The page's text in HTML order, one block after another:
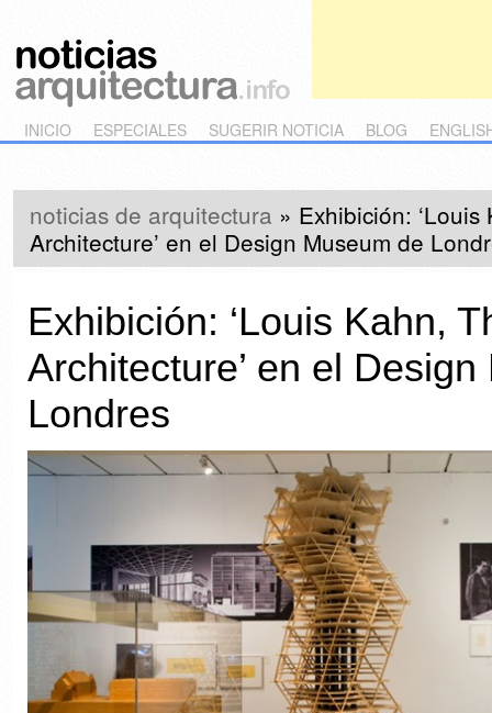
Main menu
Skip to primary content
Skip to secondary content
INICIO ESPECIALES SUGERIR NOTICIA BLOG
noticias de arquitectura » Exhibición:
Architecture’ en el Design Museum de
Exhibición: ‘Louis Kahn,
Architecture’ en el
Londres